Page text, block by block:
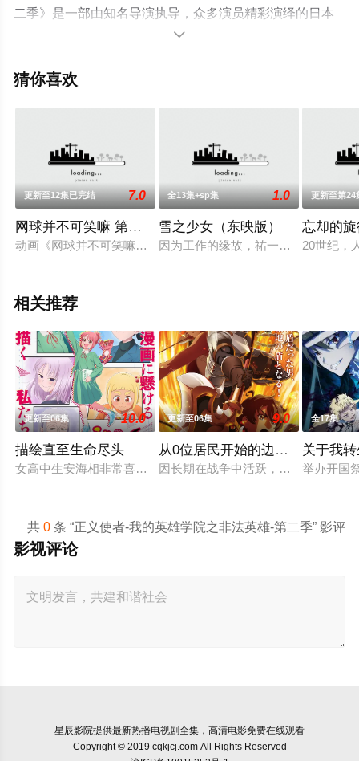
二季》是一部由知名导演执导，众多演员精彩演绎的日本
动漫，大结局剧情已揭晓（全13集），手机免费观看高清
步至豆瓣动漫、电视猫或剧情网等平台了解。

猜你喜欢
更新至12集已完结 7.0
网球并不可笑嘛 第六季
动画《网球并不可笑嘛》改编自Roots（ルーツ）原作、Piyo作
全13集+sp集 1.0
雪之少女（东映版）
因为工作的缘故，祐一（私市淳 配
更新至第24
忘却的
20世纪，
相关推荐
更新至06集 10.0
描绘直至生命尽头
女高中生安海相非常喜欢看漫画，尤其是 ☆野0 的《机器太与
更新至06集 9.0
从0位居民开始的边境领主大人
因长期在战争中活跃，而被称为〝
全17集
关于我
举办开国
共0 条 “正义使者-我的英雄学院之非法英雄-第二季” 影评
影视评论
星辰影院提供最新热播电视剧全集，高清电影免费在线观看
Copyright © 2019 cqkjcj.com All Rights Reserved